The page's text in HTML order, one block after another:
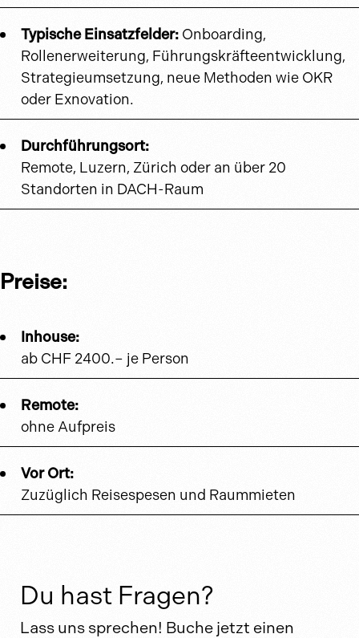
Typische Einsatzfelder: Onboarding,
Rollenerweiterung, Führungskräfteentwicklung,
Strategieumsetzung, neue Methoden wie OKR
oder Exnovation.
Durchführungsort:
Remote, Luzern, Zürich oder an über 20
Standorten in DACH-Raum
Preise:
Inhouse:
ab CHF 2400.– je Person
Remote:
ohne Aufpreis
Vor Ort:
Zuzüglich Reisespesen und Raummieten
Du hast Fragen?
Lass uns sprechen! Buche jetzt einen